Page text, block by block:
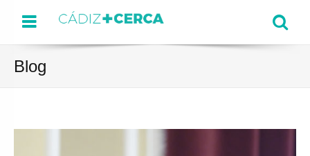
Menu
Blog